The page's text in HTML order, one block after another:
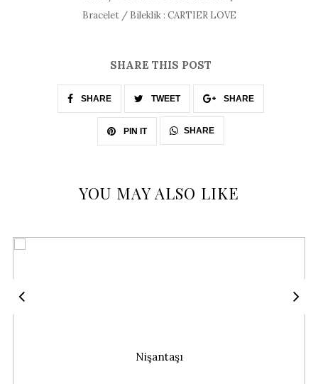
Bracelet / Bileklik : CARTIER LOVE
SHARE THIS POST
SHARE TWEET SHARE
PIN IT SHARE
YOU MAY ALSO LIKE
Nişantaşı